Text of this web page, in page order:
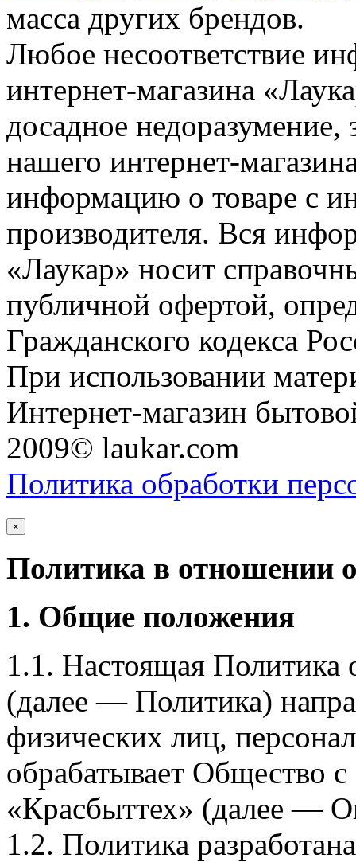
масса других брендов.
Любое несоответствие
интернет-магазина
досадное недоразумение,
нашего интернет-
информацию о товаре с
производителя. Вся
«Лаукар» носит
публичной офертой,
Гражданского кодекса
При использовании
Интернет-магазин
2009© laukar.com
Политика обработки
×
Политика в отношении
1. Общие положения
1.1. Настоящая Политика
(далее — Политика)
физических лиц,
обрабатывает Общество
«Красбыттех» (далее —
1.2. Политика